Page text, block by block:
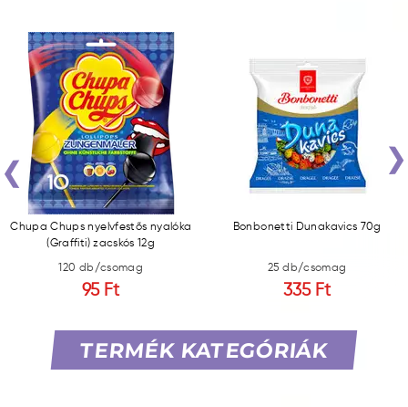
Chupa Chups nyelvfestős nyalóka
(Graffiti) zacskós 12g
120 db/csomag
95 Ft
Bonbonetti Dunakavics 70g
25 db/csomag
335 Ft
‹ ›
TERMÉK KATEGÓRIÁK